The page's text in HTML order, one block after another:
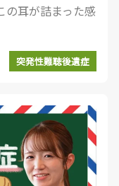
の耳が詰まった感
突発性難聴後遺症